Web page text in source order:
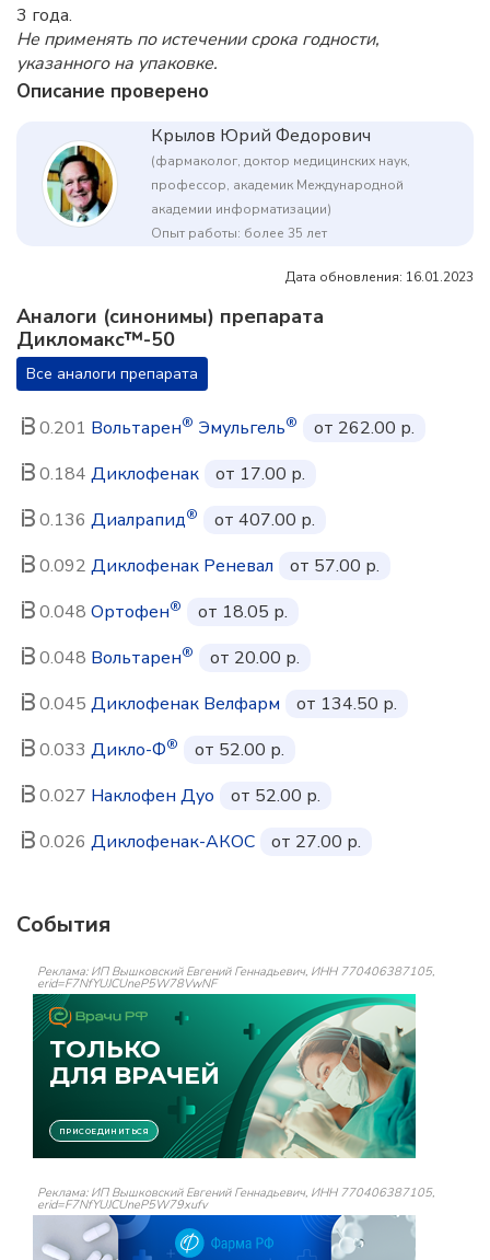
3 года.
Не применять по истечении срока годности,
указанного на упаковке.
Описание проверено
Крылов Юрий Федорович
(фармаколог, доктор медицинских наук,
профессор, академик Международной
академии информатизации)
Опыт работы: более 35 лет
Дата обновления: 16.01.2023
Аналоги (синонимы) препарата
Дикломакс™-50
Все аналоги препарата
0.201 Вольтарен® Эмульгель®
от 262.00 р.
0.184 Диклофенак
от 17.00 р.
0.136 Диалрапид®
от 407.00 р.
0.092 Диклофенак Реневал
от 57.00 р.
0.048 Ортофен®
от 18.05 р.
0.048 Вольтарен®
от 20.00 р.
0.045 Диклофенак Велфарм
от 134.50 р.
0.033 Дикло-Ф®
от 52.00 р.
0.027 Наклофен Дуо
от 52.00 р.
0.026 Диклофенак-АКОС от 27.00 р.
События
Реклама: ИП Вышковский Евгений Геннадьевич, ИНН 770406387105,
erid=F7NfYUJCUneP5W78VwNF
Реклама: ИП Вышковский Евгений Геннадьевич, ИНН 770406387105,
erid=F7NfYUJCUneP5W79xufv